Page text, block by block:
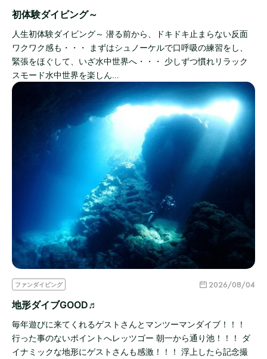
初体験ダイビング～
人生初体験ダイビング～ 潜る前から、ドキドキ止まらない反面
ワクワク感も・・・ まずはシュノーケルで口呼吸の練習をし、
緊張をほぐして、いざ水中世界へ・・・ 少しずつ慣れリラック
スモード水中世界を楽しん…
ファンダイビング 2026/08/04
地形ダイブGOOD♬
毎年遊びに来てくれるゲストさんとマンツーマンダイブ！！！
行った事のないポイントへレッツゴー 朝一から通り池！！！ ダ
イナミックな地形にゲストさんも感激！！！ 浮上したら記念撮